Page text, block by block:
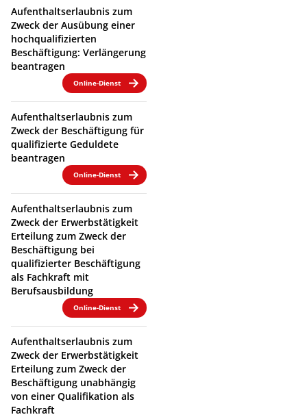
Aufenthaltserlaubnis zum
Zweck der Ausübung einer
hochqualifizierten
Beschäftigung: Verlängerung
beantragen
Online-Dienst
Aufenthaltserlaubnis zum
Zweck der Beschäftigung für
qualifizierte Geduldete
beantragen
Online-Dienst
Aufenthaltserlaubnis zum
Zweck der Erwerbstätigkeit
Erteilung zum Zweck der
Beschäftigung bei
qualifizierter Beschäftigung
als Fachkraft mit
Berufsausbildung
Online-Dienst
Aufenthaltserlaubnis zum
Zweck der Erwerbstätigkeit
Erteilung zum Zweck der
Beschäftigung unabhängig
von einer Qualifikation als
Fachkraft